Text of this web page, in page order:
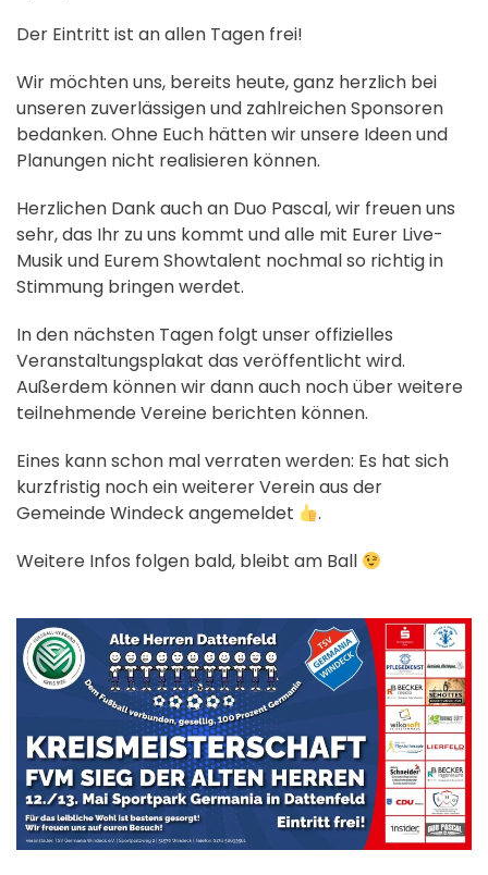
Der Eintritt ist an allen Tagen frei!
Wir möchten uns, bereits heute, ganz herzlich bei
unseren zuverlässigen und zahlreichen Sponsoren
bedanken. Ohne Euch hätten wir unsere Ideen und
Planungen nicht realisieren können.
Herzlichen Dank auch an Duo Pascal, wir freuen uns
sehr, das Ihr zu uns kommt und alle mit Eurer Live-
Musik und Eurem Showtalent nochmal so richtig in
Stimmung bringen werdet.
In den nächsten Tagen folgt unser offizielles
Veranstaltungsplakat das veröffentlicht wird.
Außerdem können wir dann auch noch über weitere
teilnehmende Vereine berichten können.
Eines kann schon mal verraten werden: Es hat sich
kurzfristig noch ein weiterer Verein aus der
Gemeinde Windeck angemeldet
.
Weitere Infos folgen bald, bleibt am Ball